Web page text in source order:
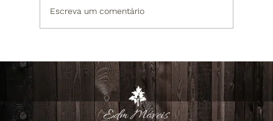
Maciça em São Paulo e Rio de Janeiro:
Guia Completo para Escolher com
Segurança e Alto Padrão
Escreva um comentário